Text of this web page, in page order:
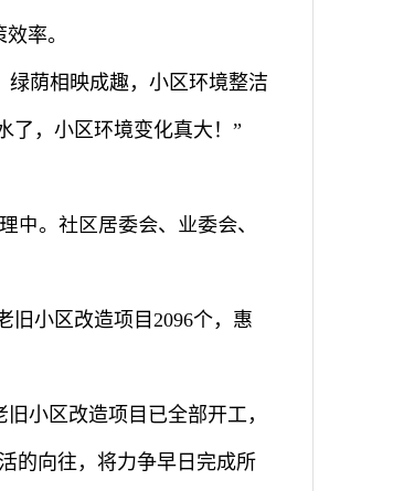
率。
荫相映成趣，小区环境整洁
，小区环境变化真大！ ”
。社区居委会、业委会、
旧小区改造项目 2096个，惠
小区改造项目已全部开工，
的向往，将力争早日完成所